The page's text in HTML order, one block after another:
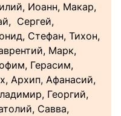
Иоанн, Макар,
Сергей,
Стефан, Тихон,
Марк,
Герасим,
Архип, Афанасий,
Георгий,
Савва,